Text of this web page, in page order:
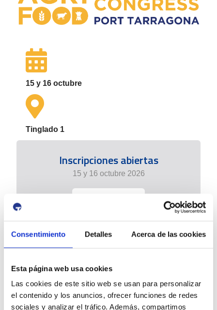
Consentimiento Detalles Acerca de las cookies
Esta página web usa cookies
Las cookies de este sitio web se usan para personalizar
el contenido y los anuncios, ofrecer funciones de redes
sociales y analizar el tráfico. Además, compartimos
15 y 16 octubre
Tinglado 1
Inscripciones abiertas
15 y 16 octubre 2026